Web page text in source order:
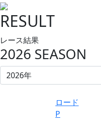
RESULT
レース結果
2026 SEASON
ロード
P